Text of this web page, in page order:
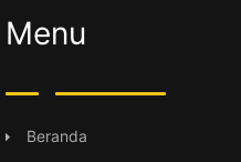
Menu
Beranda